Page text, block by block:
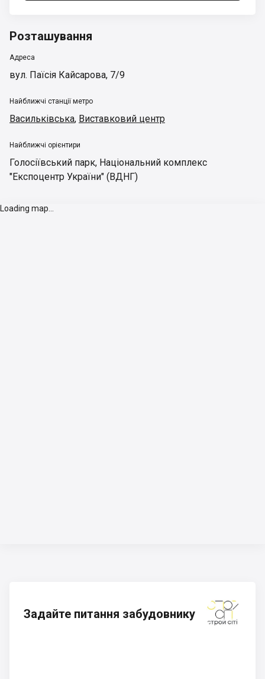
Розташування
Адреса
вул. Паїсія Кайсарова, 7/9
Найближчі станції метро
Васильківська, Виставковий центр
Найближчі орієнтири
Голосіївський парк, Національний комплекс
"Експоцентр України" (ВДНГ)
Loading map...
Задайте питання забудовнику